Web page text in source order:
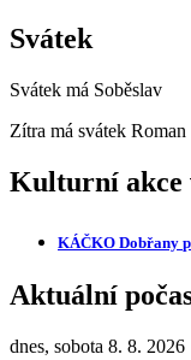
Svátek
Svátek má Soběslav
Zítra má svátek Roman
Kulturní akce
KÁČKO Dobřany
Aktuální
dnes, sobota 8. 8. 2026